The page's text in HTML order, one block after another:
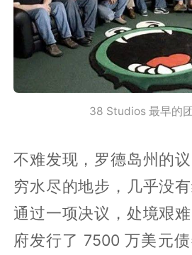
38 Studios 最早的
不难发现，罗德岛州的
穷水尽的地步，几乎没
通过一项决议，处境艰
府发行了 7500 万美元